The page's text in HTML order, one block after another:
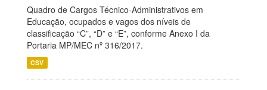
Quadro de Cargos Técnico-Administrativos em
Educação, ocupados e vagos dos níveis de
classificação “C”, “D” e “E”, conforme Anexo I da
Portaria MP/MEC nº 316/2017.
CSV